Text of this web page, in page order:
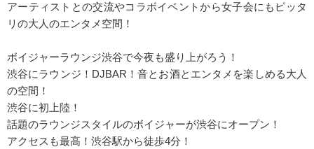
アーティストとの交流やコラボイベントから女子会にもピッタ
リの大人のエンタメ空間！
ボイジャーラウンジ渋谷で今夜も盛り上がろう！
渋谷にラウンジ！DJBAR！音とお酒とエンタメを楽しめる大人
の空間！
渋谷に初上陸！
話題のラウンジスタイルのボイジャーが渋谷にオープン！
アクセスも最高！渋谷駅から徒歩4分！